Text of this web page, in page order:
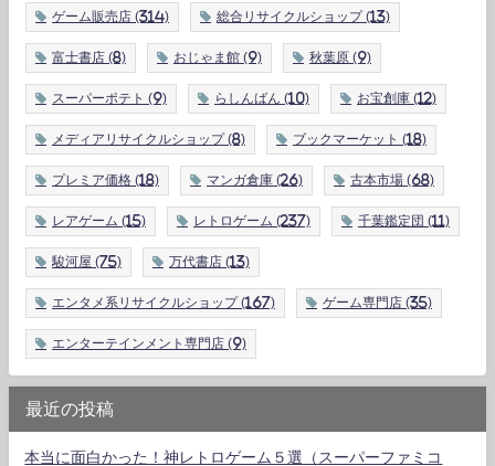
ゲーム販売店 (314) 総合リサイクルショップ(13)
富士書店 (8) おじゃま館 (9) 秋葉原 (9)
スーパーポテト (9) らしんばん (10) お宝創庫 (12)
メディアリサイクルショップ(8) ブックマーケット (18)
プレミア価格 (18) マンガ倉庫 (26) 古本市場 (68)
レアゲーム (15) レトロゲーム (237) 千葉鑑定団 (11)
駿河屋 (75) 万代書店 (13)
エンタメ系リサイクルショップ(167) ゲーム専門店 (35)
エンターテインメント専門店 (9)
最近の投稿
本当に面白かった！神レトロゲーム５選（スーパーファミコ